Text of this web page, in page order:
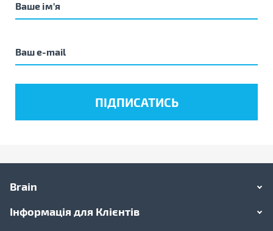
Brain
Інформація для Клієнтів